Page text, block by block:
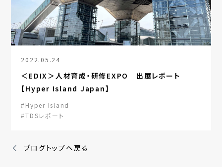
2022.05.24
＜EDIX＞人材育成・研修EXPO 出展レポート
【Hyper Island Japan】
#Hyper Island
#TDSレポート
ブログトップへ戻る